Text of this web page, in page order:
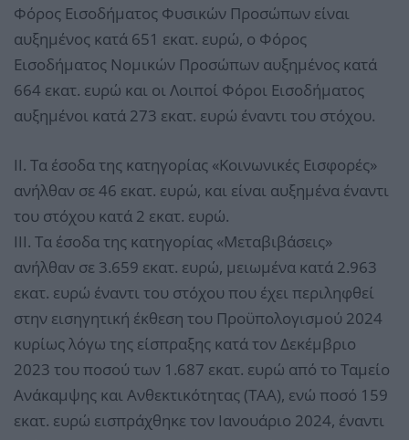
Φόρος Εισοδήματος Φυσικών Προσώπων είναι
αυξημένος κατά 651 εκατ. ευρώ, ο Φόρος
Εισοδήματος Νομικών Προσώπων αυξημένος κατά
664 εκατ. ευρώ και οι Λοιποί Φόροι Εισοδήματος
αυξημένοι κατά 273 εκατ. ευρώ έναντι του στόχου.
ΙΙ. Τα έσοδα της κατηγορίας «Κοινωνικές Εισφορές»
ανήλθαν σε 46 εκατ. ευρώ, και είναι αυξημένα έναντι
του στόχου κατά 2 εκατ. ευρώ.
ΙΙΙ. Τα έσοδα της κατηγορίας «Μεταβιβάσεις»
ανήλθαν σε 3.659 εκατ. ευρώ, μειωμένα κατά 2.963
εκατ. ευρώ έναντι του στόχου που έχει περιληφθεί
στην εισηγητική έκθεση του Προϋπολογισμού 2024
κυρίως λόγω της είσπραξης κατά τον Δεκέμβριο
2023 του ποσού των 1.687 εκατ. ευρώ από το Ταμείο
Ανάκαμψης και Ανθεκτικότητας (ΤΑΑ), ενώ ποσό 159
εκατ. ευρώ εισπράχθηκε τον Ιανουάριο 2024, έναντι